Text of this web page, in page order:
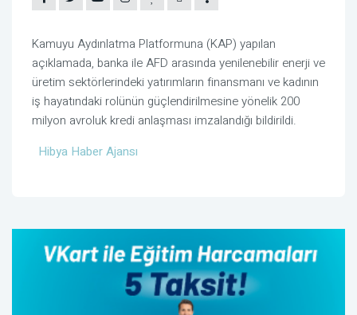
Kamuyu Aydınlatma Platformuna (KAP) yapılan
açıklamada, banka ile AFD arasında yenilenebilir enerji ve
üretim sektörlerindeki yatırımların finansmanı ve kadının
iş hayatındaki rolünün güçlendirilmesine yönelik 200
milyon avroluk kredi anlaşması imzalandığı bildirildi.
Hibya Haber Ajansı